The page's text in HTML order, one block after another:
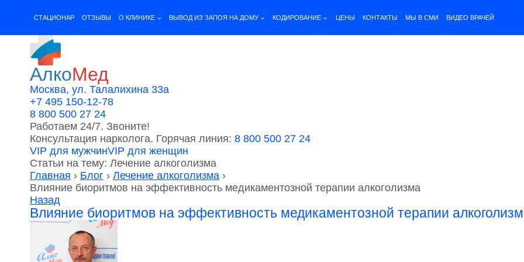
CТАЦИОНАР ОТЗЫВЫ О КЛИНИКЕ ВЫВОД ИЗ ЗАПОЯ НА ДОМУ КОДИРОВАНИЕ ЦЕНЫ КОНТАКТЫ МЫ В СМИ ВИДЕО ВРАЧЕЙ
АлкоМед
Москва, ул. Талалихина 33а
+7 495 150-12-78
8 800 500 27 24
Работаем 24/7. Звоните!
Консультация нарколога. Горячая линия: 8 800 500 27 24
VIP для мужчинVIP для женщин
Статьи на тему: Лечение алкоголизма
Главная › Блог › Лечение алкоголизма ›
Влияние биоритмов на эффективность медикаментозной терапии алкоголизма
Назад
Влияние биоритмов на эффективность медикаментозной терапии